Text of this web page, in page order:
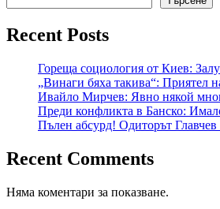
Recent Posts
Гореща социология от Киев:
„Винаги бяха такива“: Приятел
Ивайло Мирчев: Явно някой
Преди конфликта в Банско:
Пълен абсурд! Одиторът Главчев
Recent Comments
Няма коментари за показване.